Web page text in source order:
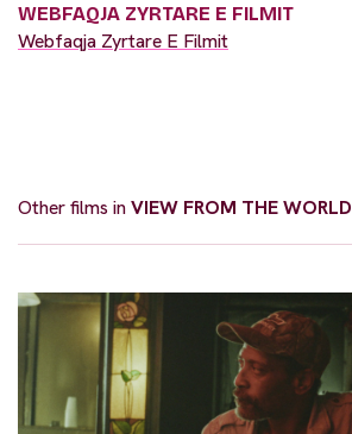
WEBFAQJA ZYRTARE E FILMIT
Webfaqja Zyrtare E Filmit
Other films inVIEW FROM THE WORLD